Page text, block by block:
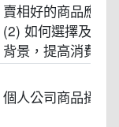
賣相好的商品應該
(2) 如何選擇及搭
背景，提高消費的
個人公司商品攝影